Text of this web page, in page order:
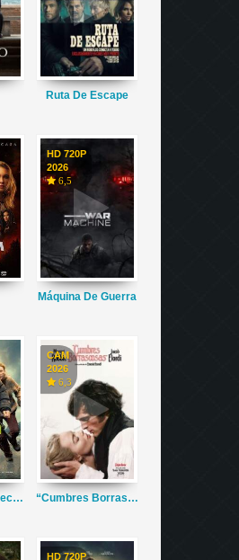
Ruta De Escape
HD 720P
2026
6,5
Máquina De Guerra
Shelter: El Protector
CAM
2026
6,3
“Cumbres Borrascosas”
HD 720P